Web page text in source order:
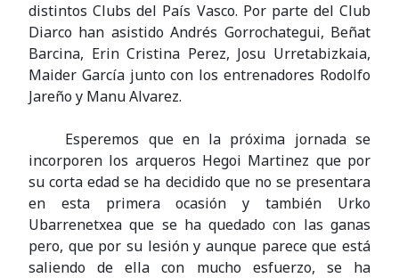
distintos Clubs del País Vasco. Por parte del Club
Diarco han asistido Andrés Gorrochategui, Beñat
Barcina, Erin Cristina Perez, Josu Urretabizkaia,
Maider García junto con los entrenadores Rodolfo
Jareño y Manu Alvarez.
Esperemos que en la próxima jornada se
incorporen los arqueros Hegoi Martinez que por
su corta edad se ha decidido que no se presentara
en esta primera ocasión y también Urko
Ubarrenetxea que se ha quedado con las ganas
pero, que por su lesión y aunque parece que está
saliendo de ella con mucho esfuerzo, se ha